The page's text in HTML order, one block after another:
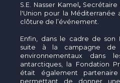
S.E. Nasser Kamel , Secrétaire
l'Union pour la
clôture de l’événement.
Enfin, dans le cadre de son
suite à la campagne de
environnementaux dans
antarctiques, la Fondation
était également
permettant de donner